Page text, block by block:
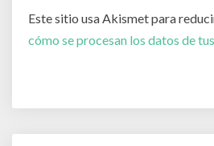
Este sitio usa Akismet para
cómo se procesan los datos de